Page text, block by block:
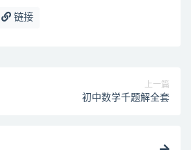
链接
上一篇
初中数学千题解全套